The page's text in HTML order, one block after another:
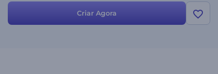
Criar Agora